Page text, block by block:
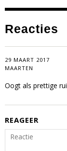
Reacties
29 MAART 2017
MAARTEN
Oogt als prettige
REAGEER